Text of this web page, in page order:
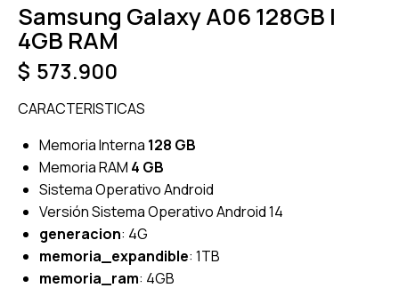
Samsung Galaxy A06 128GB |
4GB RAM
$ 573.900
CARACTERISTICAS
Memoria Interna 128 GB
Memoria RAM 4 GB
Sistema Operativo Android
Versión Sistema Operativo Android 14
generacion: 4G
memoria_expandible: 1TB
memoria_ram: 4GB